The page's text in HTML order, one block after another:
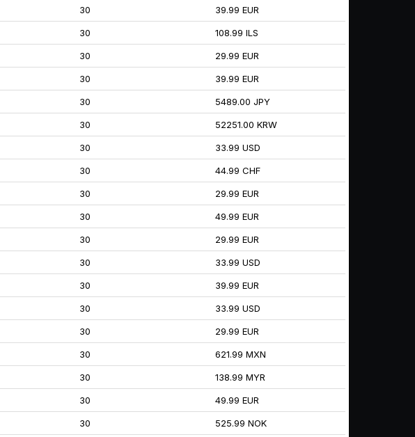
30 39.99 EUR
30 108.99 ILS
30 29.99 EUR
30 39.99 EUR
30 5489.00 JPY
30 52251.00 KRW
30 33.99 USD
30 44.99 CHF
30 29.99 EUR
30 49.99 EUR
30 29.99 EUR
30 33.99 USD
30 39.99 EUR
30 33.99 USD
30 29.99 EUR
30 621.99 MXN
30 138.99 MYR
30 49.99 EUR
30 525.99 NOK